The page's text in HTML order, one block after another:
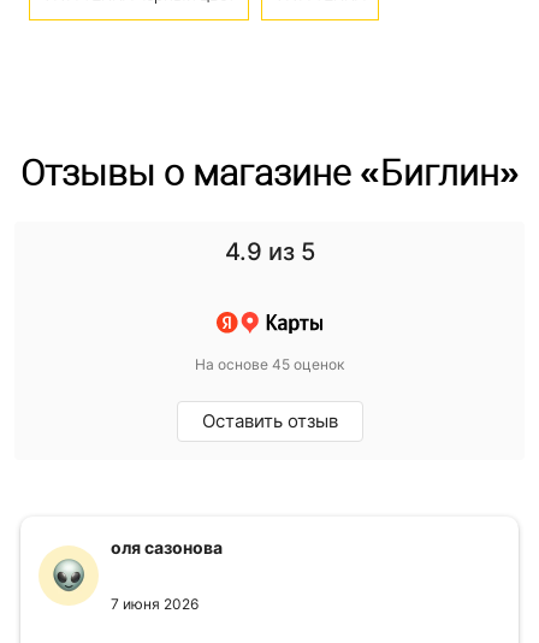
Отзывы о магазине «Биглин»
4.9 из 5
На основе 45 оценок
Оставить отзыв
оля сазонова
7 июня 2026